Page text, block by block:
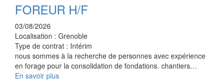
FOREUR H/F
03/08/2026
Localisation : Grenoble
Type de contrat : Intérim
nous sommes à la recherche de personnes avec expérience
en forage pour la consolidation de fondations. chantiers…
En savoir plus